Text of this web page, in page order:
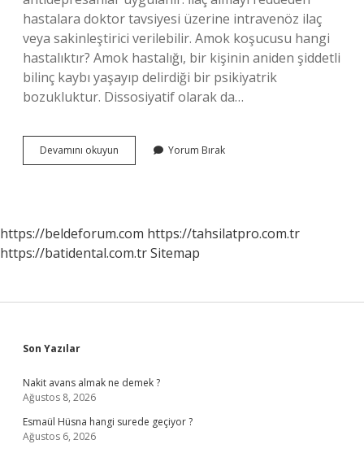
hastalara doktor tavsiyesi üzerine intravenöz ilaç
veya sakinleştirici verilebilir. Amok koşucusu hangi
hastalıktır? Amok hastalığı, bir kişinin aniden şiddetli
bilinç kaybı yaşayıp delirdiği bir psikiyatrik
bozukluktur. Dissosiyatif olarak da…
Devamını okuyun
Nedir
Yorum Bırak
https://beldeforum.com https://tahsilatpro.com.tr
https://batidental.com.trSitemap
Sidebar
Son Yazılar
Nakit avans almak ne demek ?
Ağustos 8, 2026
Esmaül Hüsna hangi surede geçiyor ?
Ağustos 6, 2026